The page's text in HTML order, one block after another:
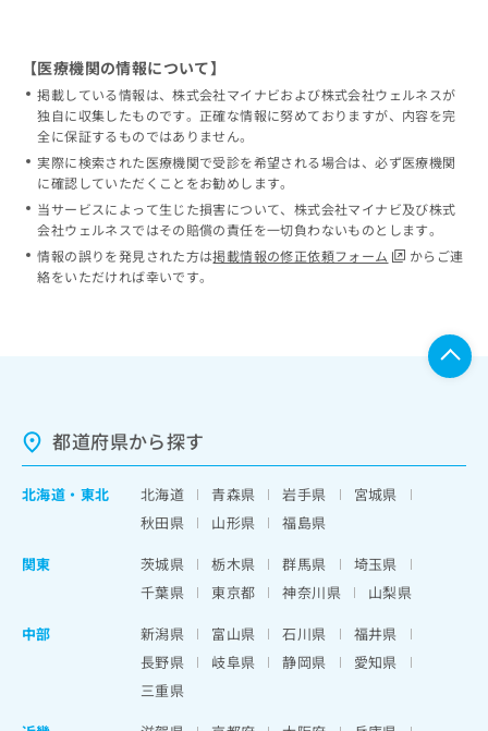
【医療機関の情報について】
掲載している情報は、株式会社マイナビおよび株式会社ウェルネスが
独自に収集したものです。正確な情報に努めておりますが、内容を完
全に保証するものではありません。
実際に検索された医療機関で受診を希望される場合は、必ず医療機関
に確認していただくことをお勧めします。
当サービスによって生じた損害について、株式会社マイナビ及び株式
会社ウェルネスではその賠償の責任を一切負わないものとします。
情報の誤りを発見された方は掲載情報の修正依頼フォーム
からご連
絡をいただければ幸いです。
都道府県から探す
北海道 ・ 東北 北海道 青森県 岩手県
宮城県
秋田県
山形県
福島県
関東
茨城県 栃木県 群馬県
埼玉県
千葉県
東京都 神奈川県
山梨県
中部
新潟県 富山県 石川県
福井県
長野県
岐阜県 静岡県
愛知県
三重県